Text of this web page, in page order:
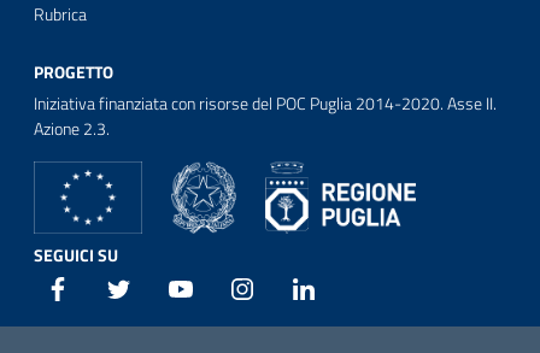
Rubrica
PROGETTO
Iniziativa finanziata con risorse del POC Puglia 2014-2020. Asse II.
Azione 2.3.
SEGUICI SU
Facebook Twitter Youtube Instagram